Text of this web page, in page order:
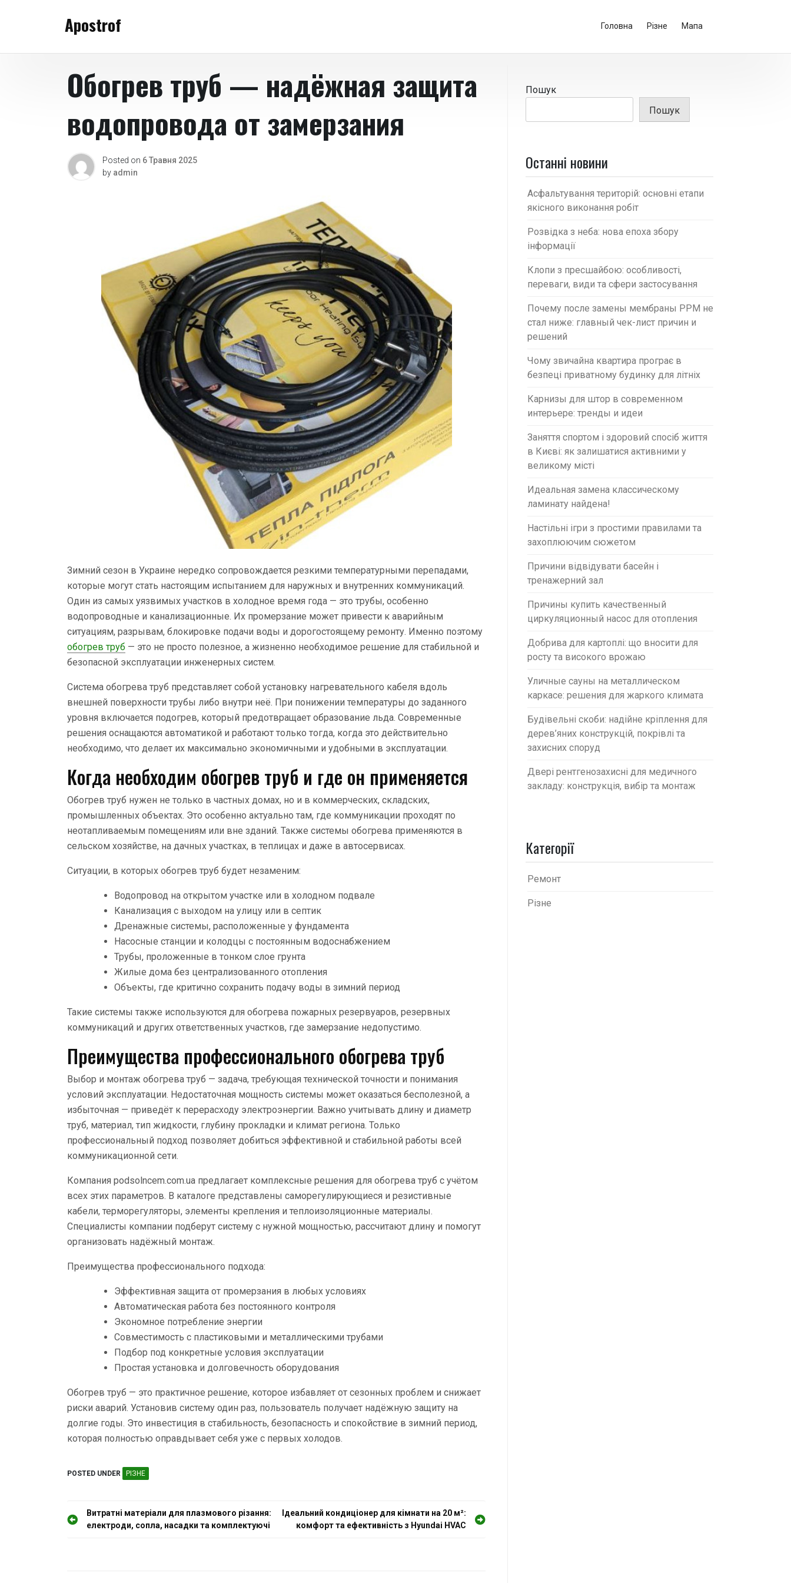
Apostrof Головна Різне Мапа
Обогрев труб — надёжная защита
водопровода от замерзания
Posted on 6 Травня 2025
by admin
Зимний сезон в Украине нередко сопровождается резкими температурными перепадами,
которые могут стать настоящим испытанием для наружных и внутренних коммуникаций.
Один из самых уязвимых участков в холодное время года — это трубы, особенно
водопроводные и канализационные. Их промерзание может привести к аварийным
ситуациям, разрывам, блокировке подачи воды и дорогостоящему ремонту. Именно поэтому
обогрев труб — это не просто полезное, а жизненно необходимое решение для стабильной и
безопасной эксплуатации инженерных систем.
Система обогрева труб представляет собой установку нагревательного кабеля вдоль
внешней поверхности трубы либо внутри неё. При понижении температуры до заданного
уровня включается подогрев, который предотвращает образование льда. Современные
решения оснащаются автоматикой и работают только тогда, когда это действительно
необходимо, что делает их максимально экономичными и удобными в эксплуатации.
Когда необходим обогрев труб и где он применяется
Обогрев труб нужен не только в частных домах, но и в коммерческих, складских,
промышленных объектах. Это особенно актуально там, где коммуникации проходят по
неотапливаемым помещениям или вне зданий. Также системы обогрева применяются в
сельском хозяйстве, на дачных участках, в теплицах и даже в автосервисах.
Ситуации, в которых обогрев труб будет незаменим:
Водопровод на открытом участке или в холодном подвале
Канализация с выходом на улицу или в септик
Дренажные системы, расположенные у фундамента
Насосные станции и колодцы с постоянным водоснабжением
Трубы, проложенные в тонком слое грунта
Жилые дома без централизованного отопления
Объекты, где критично сохранить подачу воды в зимний период
Такие системы также используются для обогрева пожарных резервуаров, резервных
коммуникаций и других ответственных участков, где замерзание недопустимо.
Преимущества профессионального обогрева труб
Выбор и монтаж обогрева труб — задача, требующая технической точности и понимания
условий эксплуатации. Недостаточная мощность системы может оказаться бесполезной, а
избыточная — приведёт к перерасходу электроэнергии. Важно учитывать длину и диаметр
труб, материал, тип жидкости, глубину прокладки и климат региона. Только
профессиональный подход позволяет добиться эффективной и стабильной работы всей
коммуникационной сети.
Компания podsolncem.com.ua предлагает комплексные решения для обогрева труб с учётом
всех этих параметров. В каталоге представлены саморегулирующиеся и резистивные
кабели, терморегуляторы, элементы крепления и теплоизоляционные материалы.
Специалисты компании подберут систему с нужной мощностью, рассчитают длину и помогут
организовать надёжный монтаж.
Преимущества профессионального подхода:
Эффективная защита от промерзания в любых условиях
Автоматическая работа без постоянного контроля
Экономное потребление энергии
Совместимость с пластиковыми и металлическими трубами
Подбор под конкретные условия эксплуатации
Простая установка и долговечность оборудования
Обогрев труб — это практичное решение, которое избавляет от сезонных проблем и снижает
риски аварий. Установив систему один раз, пользователь получает надёжную защиту на
долгие годы. Это инвестиция в стабильность, безопасность и спокойствие в зимний период,
которая полностью оправдывает себя уже с первых холодов.
POSTED UNDER РІЗНЕ
Н
Витратні матеріали для плазмового різання:
електроди, сопла, насадки та комплектуючі
Ідеальний кондиціонер для кімнати на 20 м²:
комфорт та ефективність з Hyundai HVAC
Пошук
Пошук
Останні новини
Асфальтування територій: основні етапи
якісного виконання робіт
Розвідка з неба: нова епоха збору
інформації
Клопи з пресшайбою: особливості,
переваги, види та сфери застосування
Почему после замены мембраны PPM не
стал ниже: главный чек-лист причин и
решений
Чому звичайна квартира програє в
безпеці приватному будинку для літніх
Карнизы для штор в современном
интерьере: тренды и идеи
Заняття спортом і здоровий спосіб життя
в Києві: як залишатися активними у
великому місті
Идеальная замена классическому
ламинату найдена!
Настільні ігри з простими правилами та
захоплюючим сюжетом
Причини відвідувати басейн і
тренажерний зал
Причины купить качественный
циркуляционный насос для отопления
Добрива для картоплі: що вносити для
росту та високого врожаю
Уличные сауны на металлическом
каркасе: решения для жаркого климата
Будівельні скоби: надійне кріплення для
дерев’яних конструкцій, покрівлі та
захисних споруд
Двері рентгенозахисні для медичного
закладу: конструкція, вибір та монтаж
Категорії
Ремонт
Різне